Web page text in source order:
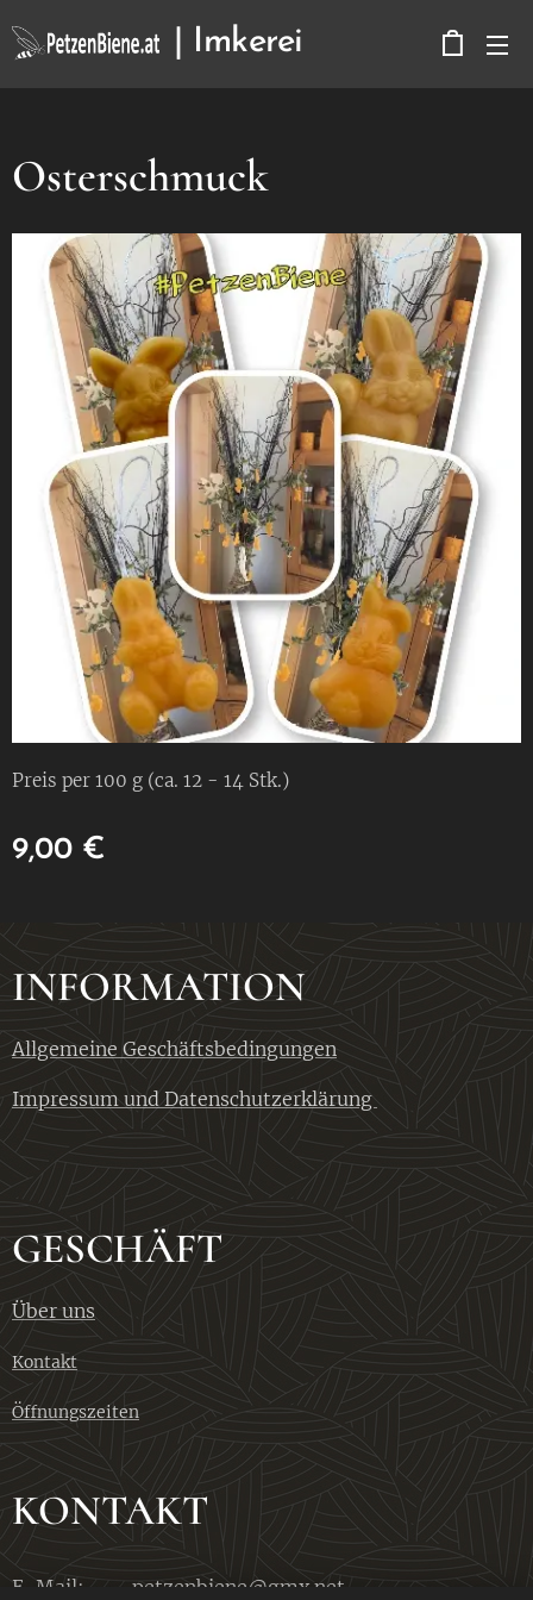
| Imkerei
Osterschmuck
Preis per 100 g (ca. 12 - 14 Stk.)
9,00 €
INFORMATION
Allgemeine Geschäftsbedingungen
Impressum und Datenschutzerklärung
GESCHÄFT
Über uns
Kontakt
Öffnungszeiten
KONTAKT
E-Mail: petzenbiene@gmx.net